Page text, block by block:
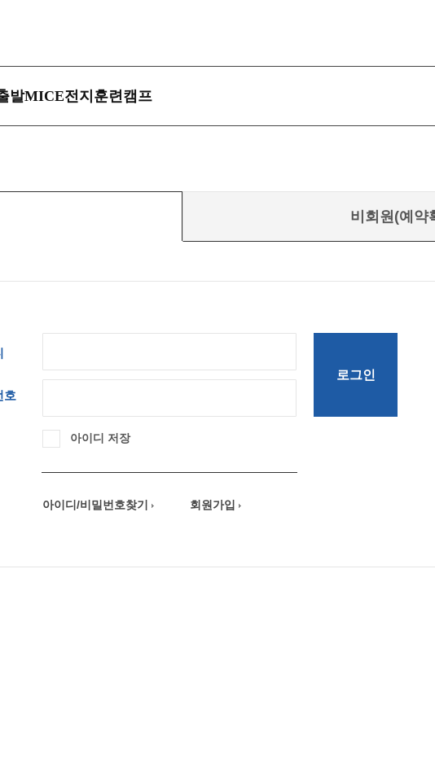
발MICE전지훈련캠프
비회원(예약
로그인
호
아이디 저장
아이디/비밀번호찾기 회원가입